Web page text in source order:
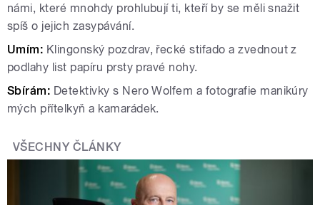
námi, které mnohdy prohlubují ti, kteří by se měli snažit
spíš o jejich zasypávání.
Umím: Klingonský pozdrav, řecké stifado a zvednout z
podlahy list papíru prsty pravé nohy.
Sbírám: Detektivky s Nero Wolfem a fotografie manikúry
mých přítelkyň a kamarádek.
VŠECHNY ČLÁNKY